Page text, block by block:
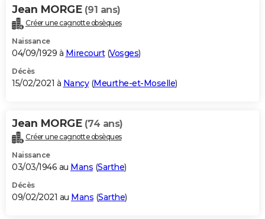
Jean MORGE (91 ans)
Créer une cagnotte obsèques
Naissance
04/09/1929 à Mirecourt(Vosges)
Décès
15/02/2021 à Nancy(Meurthe-et-Moselle)
Jean MORGE (74 ans)
Créer une cagnotte obsèques
Naissance
03/03/1946 au Mans (Sarthe)
Décès
09/02/2021 au Mans (Sarthe)